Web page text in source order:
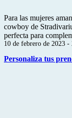
Para las mujeres
cowboy de
perfecta para
Publicada
10 de febrero de 2023 -
Personaliza tus